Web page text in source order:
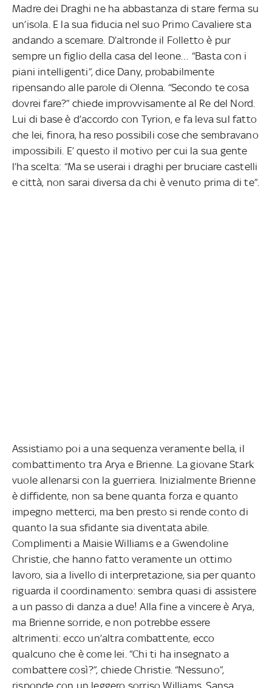
Madre dei Draghi ne ha abbastanza di stare ferma su
un’isola. E la sua fiducia nel suo Primo Cavaliere sta
andando a scemare. D’altronde il Folletto è pur
sempre un figlio della casa del leone… “Basta con i
piani intelligenti”, dice Dany, probabilmente
ripensando alle parole di Olenna. “Secondo te cosa
dovrei fare?” chiede improvvisamente al Re del Nord.
Lui di base è d’accordo con Tyrion, e fa leva sul fatto
che lei, finora, ha reso possibili cose che sembravano
impossibili. E’ questo il motivo per cui la sua gente
l’ha scelta: “Ma se userai i draghi per bruciare castelli
e città, non sarai diversa da chi è venuto prima di te”.
Assistiamo poi a una sequenza veramente bella, il
combattimento tra Arya e Brienne. La giovane Stark
vuole allenarsi con la guerriera. Inizialmente Brienne
è diffidente, non sa bene quanta forza e quanto
impegno metterci, ma ben presto si rende conto di
quanto la sua sfidante sia diventata abile.
Complimenti a Maisie Williams e a Gwendoline
Christie, che hanno fatto veramente un ottimo
lavoro, sia a livello di interpretazione, sia per quanto
riguarda il coordinamento: sembra quasi di assistere
a un passo di danza a due! Alla fine a vincere è Arya,
ma Brienne sorride, e non potrebbe essere
altrimenti: ecco un’altra combattente, ecco
qualcuno che è come lei. “Chi ti ha insegnato a
combattere così?”, chiede Christie. “Nessuno”,